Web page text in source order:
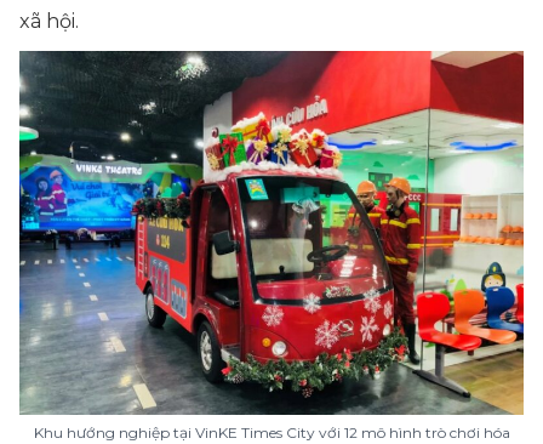
xã hội.
Khu hướng nghiệp tại VinKE Times City với 12 mô hình trò chơi hóa